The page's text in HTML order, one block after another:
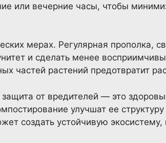
или вечерние часы, чтобы
мерах. Регулярная прополка,
и сделать менее
частей растений предотвратит
от вредителей — это
улучшат ее
создать устойчивую